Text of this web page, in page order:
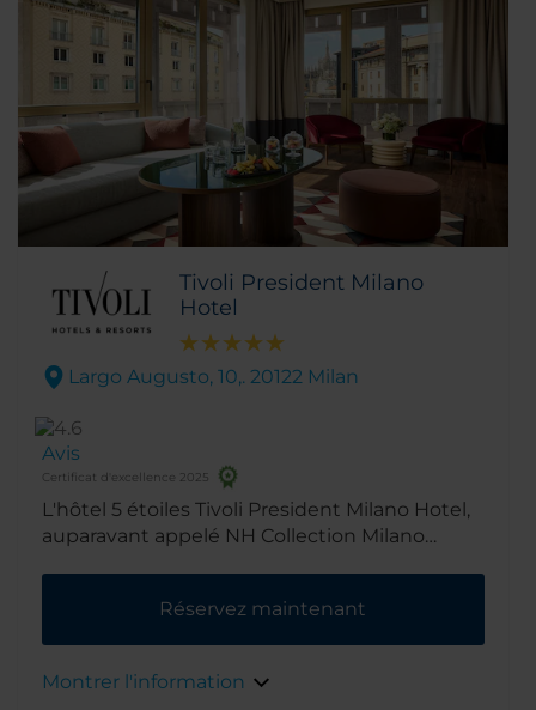
Tivoli President Milano
Hotel
Largo Augusto, 10,. 20122 Milan
Avis
Certificat d'excellence 2025
L'hôtel 5 étoiles Tivoli President Milano Hotel,
auparavant appelé NH Collection Milano
touristiques de la ville. Entièrement rénové
en 2025, l'hôtel allie charme, élégance et
minutes à pied de la piazza del Duomo, du
Réservez maintenant
Montrer l'information